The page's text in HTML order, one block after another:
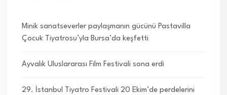
Minik sanatseverler paylaşmanın gücünü Pastavilla
Çocuk Tiyatrosu’yla Bursa’da keşfetti
Ayvalık Uluslararası Film Festivali sona erdi
29. İstanbul Tiyatro Festivali 20 Ekim’de perdelerini